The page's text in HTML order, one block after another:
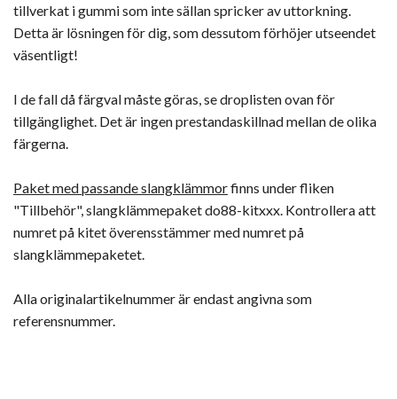
tillverkat i gummi som inte sällan spricker av uttorkning.
Detta är lösningen för dig, som dessutom förhöjer utseendet
väsentligt!
I de fall då färgval måste göras, se droplisten ovan för
tillgänglighet. Det är ingen prestandaskillnad mellan de olika
färgerna.
Paket med passande slangklämmorfinns under fliken
"Tillbehör", slangklämmepaket do88-kitxxx. Kontrollera att
numret på kitet överensstämmer med numret på
slangklämmepaketet.
Alla originalartikelnummer är endast angivna som
referensnummer.